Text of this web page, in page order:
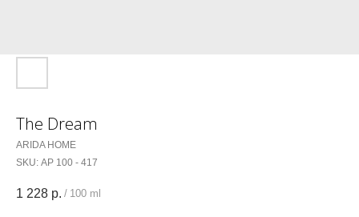
The Dream
ARIDA HOME
SKU: АР 100 - 417
1 228 р. / 100 ml